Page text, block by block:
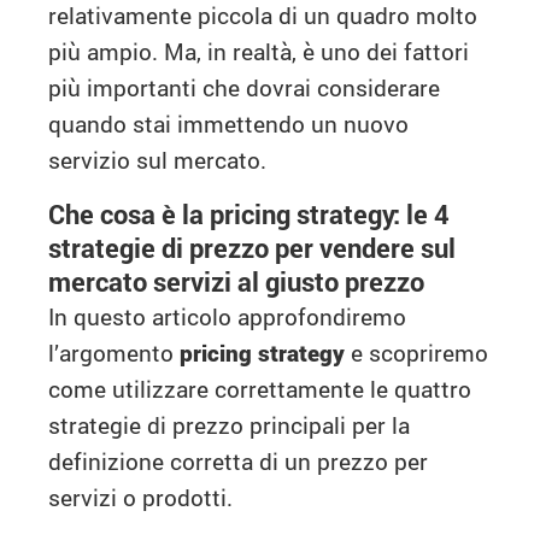
relativamente piccola di un quadro molto
più ampio. Ma, in realtà, è uno dei fattori
più importanti che dovrai considerare
quando stai immettendo un nuovo
servizio sul mercato.
Che cosa è la pricing strategy: le 4
strategie di prezzo per vendere sul
mercato servizi al giusto prezzo
In questo articolo approfondiremo
l’argomento pricing strategy e scopriremo
come utilizzare correttamente le quattro
strategie di prezzo principali per la
definizione corretta di un prezzo per
servizi o prodotti.